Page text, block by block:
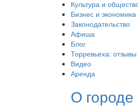
Культура и
Бизнес и экономика
Законодательство
Афиша
Блог
Торревьеха: отзывы
Видео
Аренда
О городе